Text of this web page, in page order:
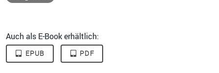
Auch als E-Book erhältlich:
EPUB PDF